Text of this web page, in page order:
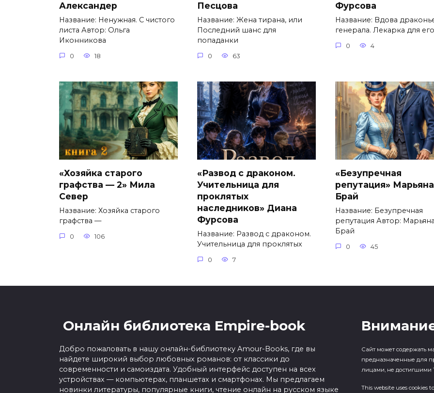
Александер
Название: Ненужная. С чистого
листа Автор: Ольга
Иконникова
0 18
Песцова
Название: Жена тирана, или
Последний шанс для
попаданки
0 63
Фурсова
Название: Вдова
генерала. Лекарка для его
0 4
«Хозяйка старого
графства — 2» Мила
Север
Название: Хозяйка старого
графства —
0 106
«Развод с драконом.
Учительница для
проклятых
наследников» Диана
Фурсова
Название: Развод с драконом.
Учительница для проклятых
0 7
«Безупречная
репутация» Марьяна
Брай
Название: Безупречная
репутация Автор:
Брай
0 45
Онлайн библиотека Empire-book
Добро пожаловать в нашу онлайн-библиотеку Amour-Books, где вы
найдете широкий выбор любовных романов: от классики до
современности и самоиздата. Удобный интерфейс доступен на всех
устройствах — компьютерах, планшетах и смартфонах. Мы предлагаем
новинки литературы, популярные книги, чтение онлайн на русском языке
Сайт может содержать
предназначенные для
лицами, не достигшими
This website uses cookies